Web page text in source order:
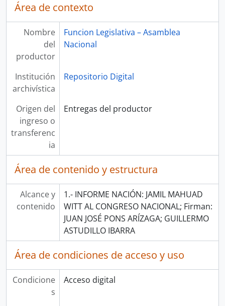
Área de contexto
Nombre
del
productor
Funcion Legislativa – Asamblea
Nacional
Institución
archivística
Repositorio Digital
Origen del
ingreso o
transferenc
ia
Entregas del productor
Área de contenido y estructura
Alcance y
contenido
1.- INFORME NACIÓN: JAMIL MAHUAD
WITT AL CONGRESO NACIONAL; Firman:
JUAN JOSÉ PONS ARÍZAGA; GUILLERMO
ASTUDILLO IBARRA
Área de condiciones de acceso y uso
Condicione
s
Acceso digital